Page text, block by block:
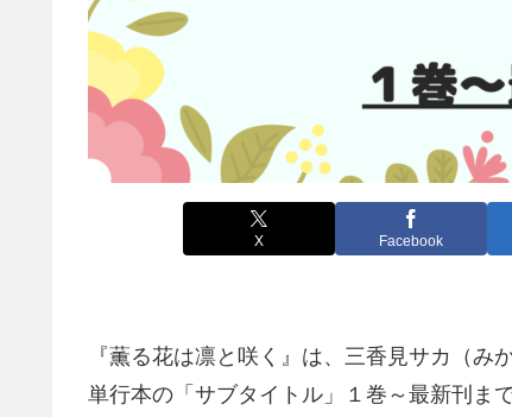
X Facebook
『薫る花は凛と咲く』は、三香見サカ（み
単行本の「サブタイトル」１巻～最新刊ま